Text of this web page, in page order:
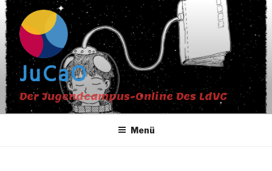
Zum
Inhalt
springen
JuCaO
Der Jugendcampus-Online Des LdVC
Menü